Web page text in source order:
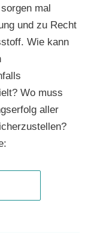
mal
und zu Recht
Wie kann
Wo muss
aller